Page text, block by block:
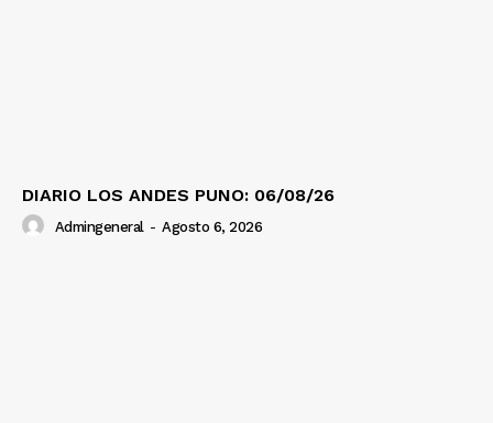
DIARIO LOS ANDES PUNO: 06/08/26
Admingeneral - Agosto 6, 2026